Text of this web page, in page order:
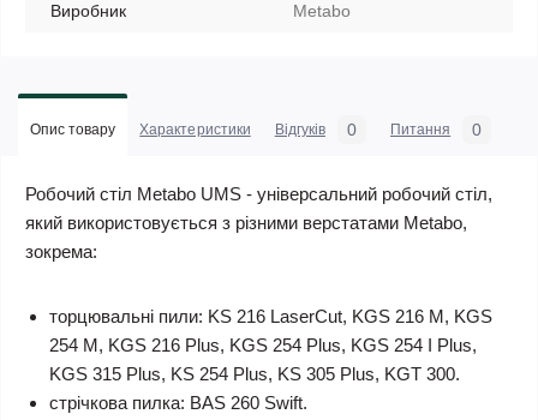
Виробник Metabo
Опис товару Характеристики Відгуків 0 Питання 0
Робочий стіл Metabo UMS - універсальний робочий стіл,
який використовується з різними верстатами Metabo,
зокрема:
торцювальні пили: KS 216 LaserCut, KGS 216 M, KGS
254 M, KGS 216 Plus, KGS 254 Plus, KGS 254 I Plus,
KGS 315 Plus, KS 254 Plus, KS 305 Plus, KGT 300.
стрічкова пилка: BAS 260 Swift.